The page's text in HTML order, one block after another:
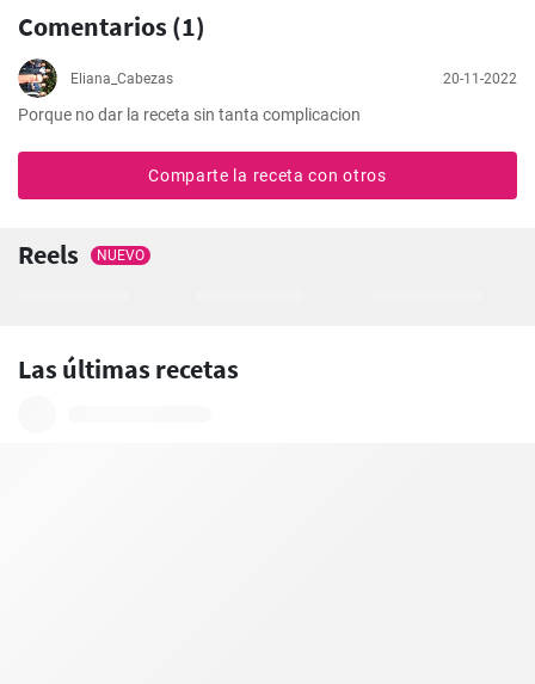
Comentarios (1)
Eliana_Cabezas 20-11-2022
Porque no dar la receta sin tanta complicacion
Comparte la receta con otros
Reels NUEVO
Las últimas recetas